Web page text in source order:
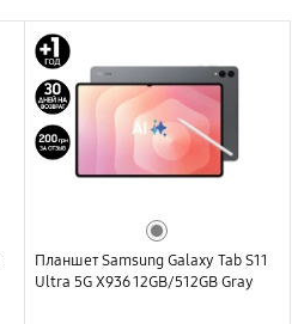
Планшет Samsung Galaxy Tab S11
Ultra 5G X936 12GB/512GB Gray